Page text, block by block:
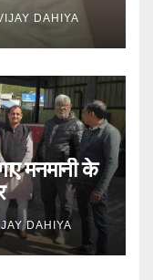
DAHIYA
मनमानी के
DAHIYA